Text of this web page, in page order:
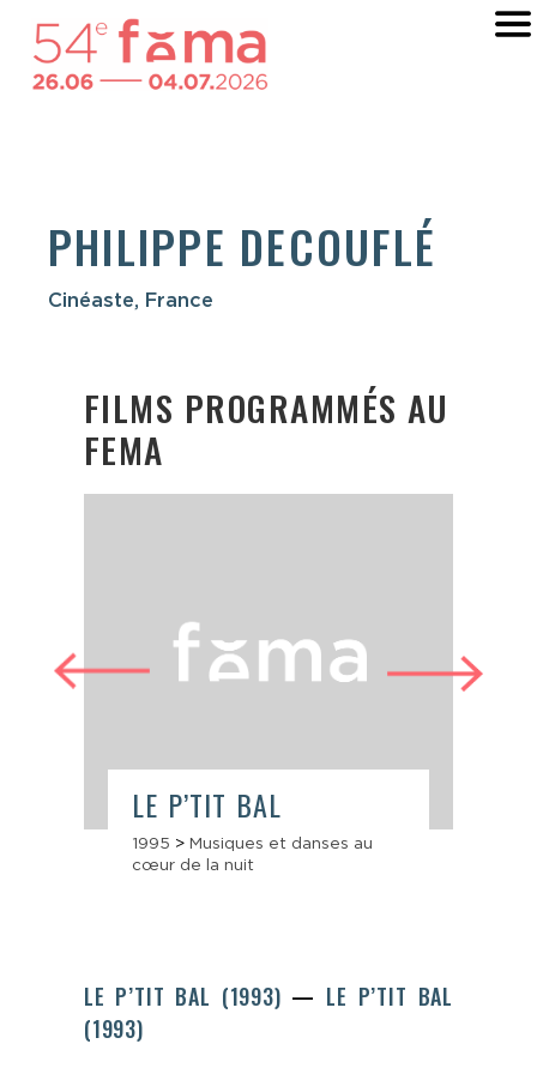
PHILIPPE DECOUFLÉ
Cinéaste, France
FILMS PROGRAMMÉS AU
FEMA
LE P’TIT BAL
1995 > Musiques et danses au
cœur de la nuit
LE P’TIT BAL (1993)
LE P’TIT BAL
(1993)